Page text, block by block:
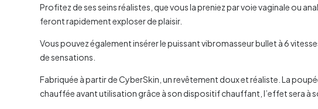
Profitez de ses seins réalistes, que vous la preniez par voie vaginale ou
feront rapidement exploser de plaisir.
Vous pouvez également insérer le puissant vibromasseur bullet à 6
de sensations.
Fabriquée à partir de CyberSkin, un revêtement doux et réaliste. La
chauffée avant utilisation grâce à son dispositif chauffant, l’effet sera à